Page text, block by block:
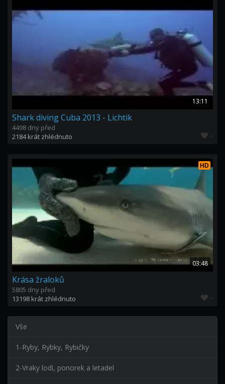
13:11
Shark diving Cuba 2013 - Lichtik
4498 dny před
2184 krát zhlédnuto
-
HD
03:48
Krása žraloků
5805 dny před
13198 krát zhlédnuto
-
Vše
1-Ryby, Rybky, Rybičky
2-Vraky lodí, ponorek a letadel